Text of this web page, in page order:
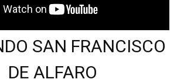
SAN FRANCISCO
DE ALFARO